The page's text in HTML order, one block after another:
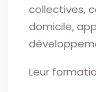
collectives,
domicile,
Leur